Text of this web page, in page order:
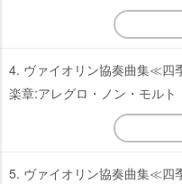
4. ヴァイオリン協奏曲集≪四
楽章:アレグロ・ノン・モルト
5. ヴァイオリン協奏曲集≪四